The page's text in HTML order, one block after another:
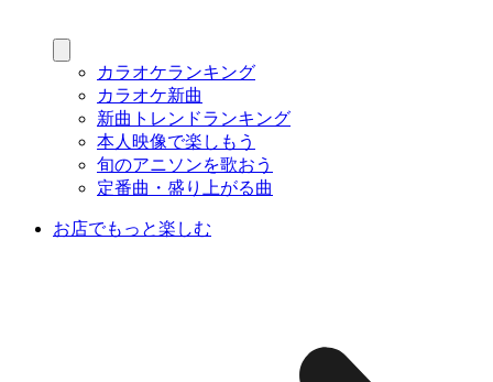
カラオケランキング
カラオケ新曲
新曲トレンドランキング
本人映像で楽しもう
旬のアニソンを歌おう
定番曲・盛り上がる曲
お店でもっと楽しむ